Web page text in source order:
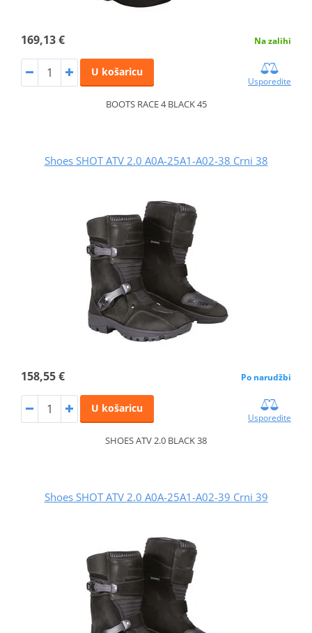
169,13 € Na zalihi
U košaricu
Usporedite
BOOTS RACE 4 BLACK 45
Shoes SHOT ATV 2.0 A0A-25A1-A02-38 Crni 38
158,55 € Po narudžbi
U košaricu
Usporedite
SHOES ATV 2.0 BLACK 38
Shoes SHOT ATV 2.0 A0A-25A1-A02-39 Crni 39